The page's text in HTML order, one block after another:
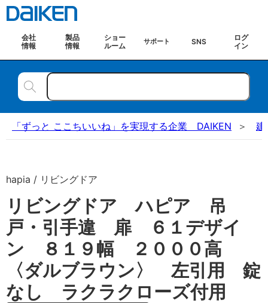
会社
情報
製品
情報
ショー
ルーム
サポート SNS
ログ
イン
「ずっと ここちいいね」を実現する企業 DAIKEN 建
hapia / リビングドア
リビングドア ハピア 吊
戸・引手違 扉 ６１デザイ
ン ８１９幅 ２０００高
〈ダルブラウン〉 左引用 錠
なし ラクラクローズ付用